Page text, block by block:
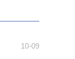
10-09